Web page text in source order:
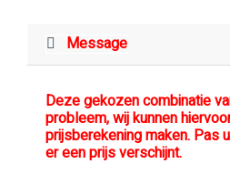
Message
Deze gekozen combinatie
probleem, wij kunnen
prijsberekening maken. Pas
er een prijs verschijnt.